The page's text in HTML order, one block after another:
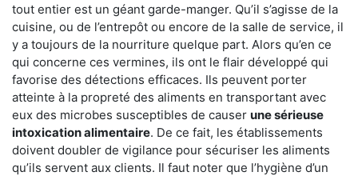
tout entier est un géant garde-manger. Qu’il s’agisse de la
cuisine, ou de l’entrepôt ou encore de la salle de service, il
y a toujours de la nourriture quelque part. Alors qu’en ce
qui concerne ces vermines, ils ont le flair développé qui
favorise des détections efficaces. Ils peuvent porter
atteinte à la propreté des aliments en transportant avec
eux des microbes susceptibles de causer une sérieuse
intoxication alimentaire. De ce fait, les établissements
doivent doubler de vigilance pour sécuriser les aliments
qu’ils servent aux clients. Il faut noter que l’hygiène d’un